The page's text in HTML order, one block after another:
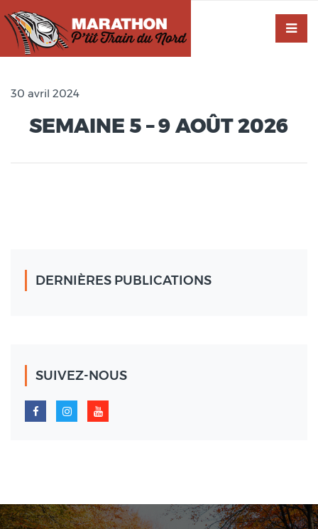
30 avril 2024
SEMAINE 5 – 9 AOÛT 2026
DERNIÈRES PUBLICATIONS
SUIVEZ-NOUS